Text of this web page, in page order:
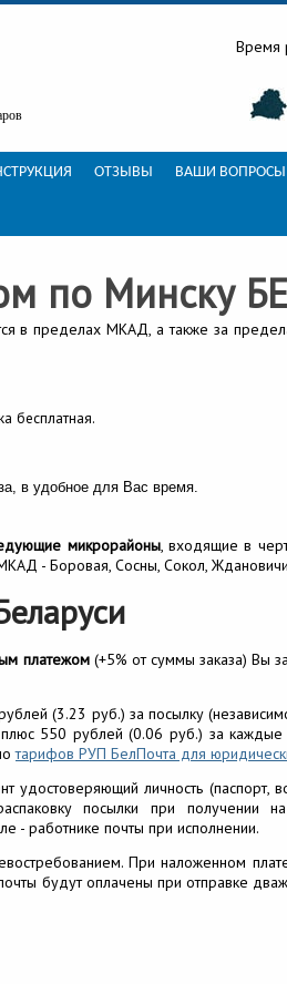
Время
ОТЗЫВЫ ВАШИ ВОПРОСЫ
по Минску
в пределах МКАД, а также за
бесплатная.
в удобное для Вас время.
микрорайоны, входящие в
- Боровая, Сосны, Сокол,
платежом(+5% от суммы заказа) Вы
(3.23 руб.) за посылку
550 рублей (0.06 руб.) за
тарифов РУП БелПочта для
личность (паспорт,
посылки при получении
- работнике почты при исполнении.
При наложенном
почты будут оплачены при отправке